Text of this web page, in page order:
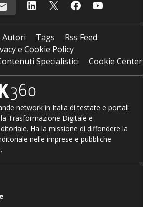
Autori Tags
Rss Feed
e Cookie Policy
Specialistici
Cookie Center
network in Italia di testate e portali
Trasformazione Digitale e
Ha la missione di diffondere la
nelle imprese e pubbliche